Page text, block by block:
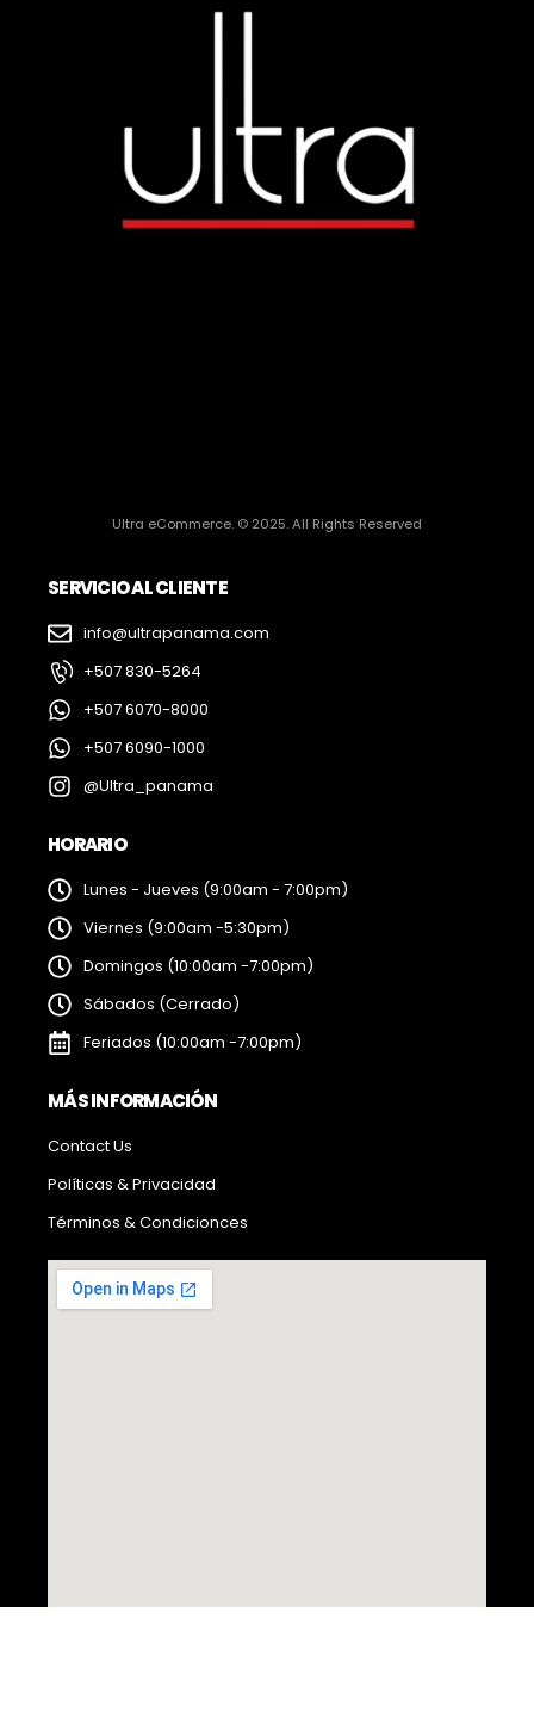
Ultra eCommerce. © 2025. All Rights Reserved
SERVICIO AL CLIENTE
info@ultrapanama.com
+507 830-5264
+507 6070-8000
+507 6090-1000
@Ultra_panama
HORARIO
Lunes - Jueves (9:00am - 7:00pm)
Viernes (9:00am -5:30pm)
Domingos (10:00am -7:00pm)
Sábados (Cerrado)
Feriados (10:00am -7:00pm)
MÁS INFORMACIÓN
Contact Us
Políticas & Privacidad
Términos & Condicionces